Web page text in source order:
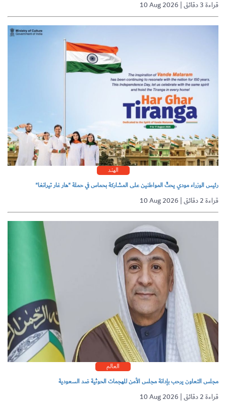
10 Aug 2026 | قراءة 3 دقائق
الهند
رئيس الوزراء مودي يحثّ المواطنين على المشاركة بحماس في حملة "هار غار تيرانغا"
10 Aug 2026 | قراءة 2 دقائق
العالم
مجلس التعاون يرحب بإدانة مجلس الأمن للهجمات الحوثية ضد السعودية
10 Aug 2026 | قراءة 2 دقائق